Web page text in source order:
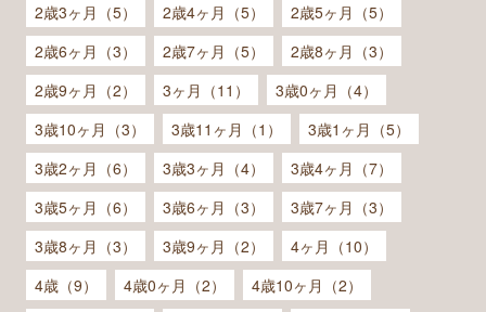
2歳3ヶ月（5）
2歳4ヶ月（5）
2歳5ヶ月（5）
2歳6ヶ月（3）
2歳7ヶ月（5）
2歳8ヶ月（3）
2歳9ヶ月（2）
3ヶ月（11）
3歳0ヶ月（4）
3歳10ヶ月（3）
3歳11ヶ月（1）
3歳1ヶ月（5）
3歳2ヶ月（6）
3歳3ヶ月（4）
3歳4ヶ月（7）
3歳5ヶ月（6）
3歳6ヶ月（3）
3歳7ヶ月（3）
3歳8ヶ月（3）
3歳9ヶ月（2）
4ヶ月（10）
4歳（9）
4歳0ヶ月（2）
4歳10ヶ月（2）